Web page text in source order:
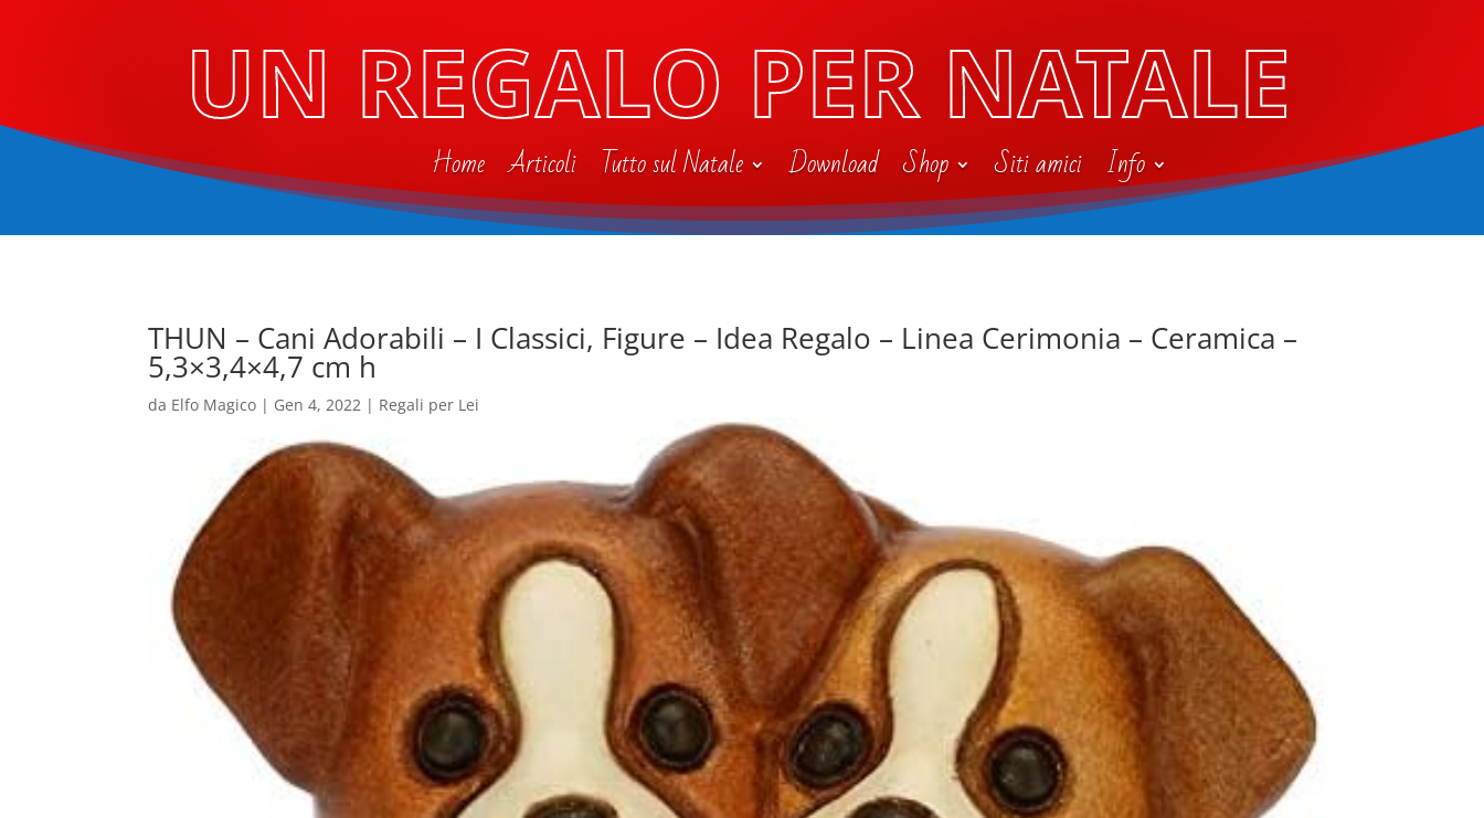
UN REGALO PER NATALE
Home Articoli Tutto sul Natale Download Shop Siti amici Info
THUN – Cani Adorabili – I Classici, Figure – Idea Regalo – Linea Cerimonia – Ceramica –
5,3×3,4×4,7 cm h
da Elfo Magico | Gen 4, 2022 | Regali per Lei